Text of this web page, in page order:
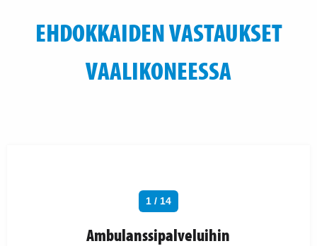
EHDOKKAIDEN VASTAUKSET
VAALIKONEESSA
1 / 14
Ambulanssipalveluihin